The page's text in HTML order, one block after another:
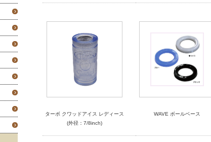
ターボ クワッドアイス レディース
(外径：7/8inch)
WAVE ボールベース